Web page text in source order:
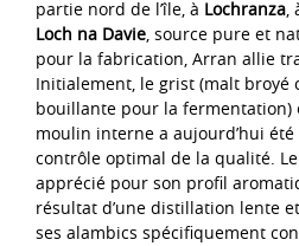
partie nord de l’île, à Lochranza,
Loch na Davie, source pure et
pour la fabrication, Arran allie
Initialement, le grist (malt broyé
bouillante pour la fermentation)
moulin interne a aujourd’hui
contrôle optimal de la qualité.
apprécié pour son profil
résultat d’une distillation lente
ses alambics spécifiquement